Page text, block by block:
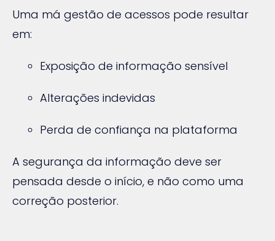
Uma má gestão de acessos pode resultar
em:
Exposição de informação sensível
Alterações indevidas
Perda de confiança na plataforma
A segurança da informação deve ser
pensada desde o início, e não como uma
correção posterior.